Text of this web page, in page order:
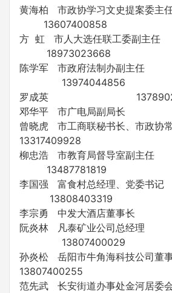
黄海柏 市政协学习文史提案委主
13607400858
方 虹 市人大选任联工委副主任
18973023668
陈学军 市政府法制办副主任
13974044856
罗成英
邓华平 市广电局副局长
曾晓虎 市工商联秘书长、市政
13317409928
柳忠浩 市教育局督导室副主任
13487781819
李国强 富食村总经理、党委书记
13808403319
李宗勇 中发大酒店董事长
阮炎林 凡泰矿业公司总经理
13807400029
孙炎松 岳阳市牛角海科技公司
13807400255
范先武 长安街道办事处金河居委